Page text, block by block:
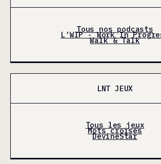
Tous nos podcasts
L'WIP - Work In
Walk & Talk
LNT JEUX
Tous les jeux
Mots croisés
DevineStar